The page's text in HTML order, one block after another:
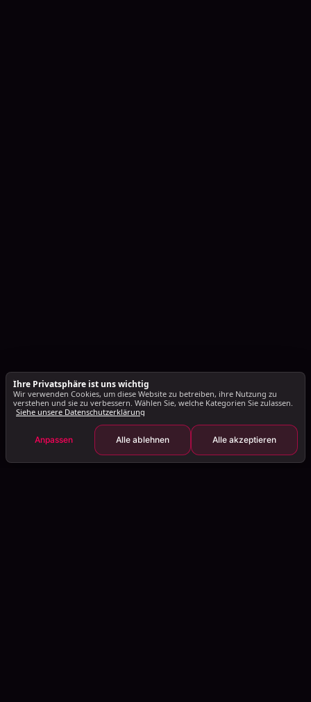
Ihre Privatsphäre ist uns wichtig
Wir verwenden Cookies, um diese Website zu betreiben, ihre Nutzung zu
verstehen und sie zu verbessern. Wählen Sie, welche Kategorien Sie zulassen.
Siehe unsere Datenschutzerklärung
Anpassen Alle ablehnen Alle akzeptieren